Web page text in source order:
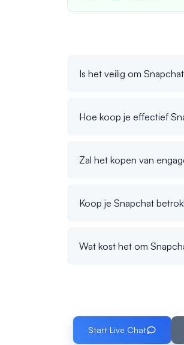
Is het veilig om
Hoe koop je effectief
Zal het kopen van
Koop je Snapchat
Wat kost het om
Start Live Chat